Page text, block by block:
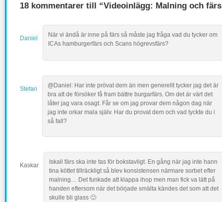
18 kommentarer till “Videoinlägg: Malning och
Daniel
När vi ändå är inne på färs så måste jag fråga vad du tycker om
ICAs hamburgerfärs och Scans högrevsfärs?
Stefan
@Daniel: Har inte prövat dem än men generellt tycker jag det är
bra att de försöker få fram bättre burgarfärs. Om det är värt det
låter jag vara osagt. Får se om jag provar dem någon dag när
jag inte orkar mala själv. Har du provat dem och vad tyckte du i
så fall?
Kaskar
Iskall färs ska inte tas för bokstavligt. En gång när jag inte hann
tina köttet tillräckligt så blev konsistensen närmare sorbet efter
malning… Det funkade att klappa ihop men man fick va lätt på
handen eftersom när det började smälta kändes det som att det
skulle bli glass 🙂